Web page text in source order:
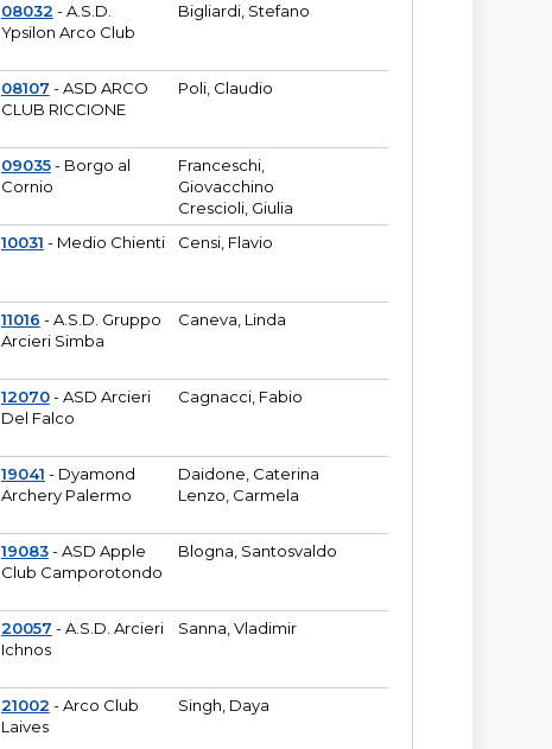
08032 - A.S.D.
Ypsilon Arco Club
Bigliardi, Stefano
08107 - ASD ARCO
CLUB RICCIONE
Poli, Claudio
09035- Borgo al
Cornio
Franceschi,
Giovacchino
Crescioli, Giulia
10031 - Medio Chienti Censi, Flavio
11016 - A.S.D. Gruppo
Arcieri Simba
Caneva, Linda
12070- ASD Arcieri
Del Falco
Cagnacci, Fabio
19041 - Dyamond
Archery Palermo
Daidone, Caterina
Lenzo, Carmela
19083- ASD Apple
Club Camporotondo
Blogna, Santosvaldo
20057 - A.S.D. Arcieri
Ichnos
Sanna, Vladimir
21002 - Arco Club
Laives
Singh, Daya